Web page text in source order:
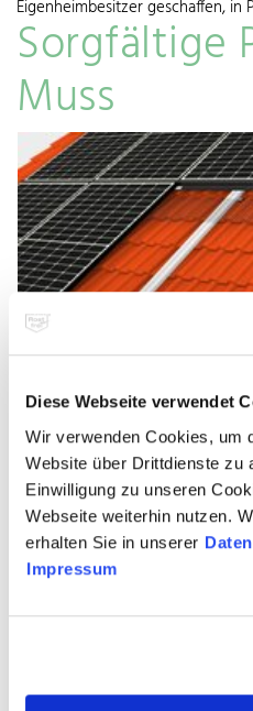
Diese Webseite verwendet
Wir verwenden Cookies, um
Website über Drittdienste zu
Einwilligung zu unseren
Webseite weiterhin nutzen.
erhalten Sie in unserer
Impressum
Eigenheimbesitzer geschaffen, in
Sorgfältige
Muss
Die guten Umform-, Verarbeitungs- und
für den Einsatz nichtrostender Stähle für
Photovoltaikmodulen.
© WZV/SEN – Solartechnik mit System
Größe, Auslegung und Art einer
örtlichen Gegebenheiten,
Entsprechend groß ist das
Lösungen für Dach, Fassade,
Systemvielfalt ab. Jede PV-
einem Schrägdach die